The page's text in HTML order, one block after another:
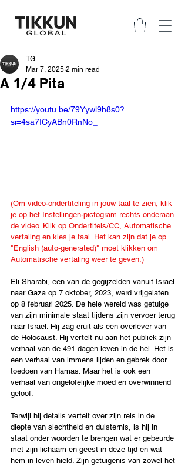
A 1/4 Pita
TG
Mar 7, 2025 2 min read
https://youtu.be/79Yywl9h8s0?
si=4sa7ICyABn0RnNo_
(Om video-ondertiteling in jouw taal te zien, klik
je op het Instellingen-pictogram rechts onderaan
de video. Klik op Ondertitels/CC, Automatische
vertaling en kies je taal. Het kan zijn dat je op
"English (auto-generated)" moet klikken om
Automatische vertaling weer te geven.)
Eli Sharabi, een van de gegijzelden vanuit Israël
naar Gaza op 7 oktober, 2023, werd vrijgelaten
op 8 februari 2025. De hele wereld was getuige
van zijn minimale staat tijdens zijn vervoer terug
naar Israël. Hij zag eruit als een overlever van
de Holocaust. Hij vertelt nu aan het publiek zijn
verhaal van de 491 dagen leven in de hel. Het is
een verhaal van immens lijden en gebrek door
toedoen van Hamas. Maar het is ook een
verhaal van ongelofelijke moed en overwinnend
geloof.
Terwijl hij details vertelt over zijn reis in de
diepte van slechtheid en duisternis, is hij in
staat onder woorden te brengen wat er gebeurde
met zijn lichaam en geest in deze tijd en wat
hem in leven hield. Zijn getuigenis van zowel het